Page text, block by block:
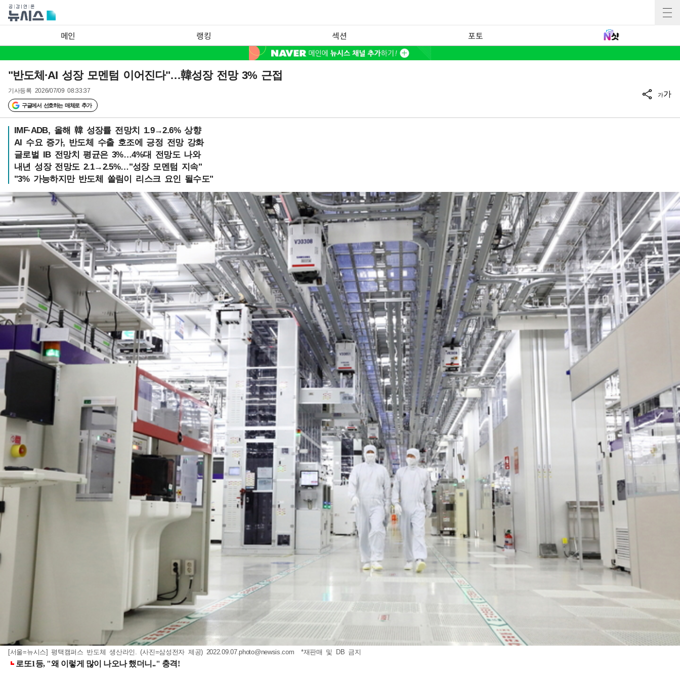
메인 랭킹 섹션 포토
"반도체·AI 성장 모멘텀 이어진다"…韓성장 전망 3% 근접
기사등록 2026/07/09 08:33:37
구글에서 선호하는 매체로 추가
가가
IMF·ADB, 올해 韓 성장률 전망치 1.9→2.6% 상향
AI 수요 증가, 반도체 수출 호조에 긍정 전망 강화
글로벌 IB 전망치 평균은 3%…4%대 전망도 나와
내년 성장 전망도 2.1→2.5%…"성장 모멘텀 지속"
"3% 가능하지만 반도체 쏠림이 리스크 요인 될수도"
[서울=뉴시스] 평택캠퍼스 반도체 생산라인. (사진=삼성전자 제공) 2022.09.07.photo@newsis.com *재판매 및 DB 금지